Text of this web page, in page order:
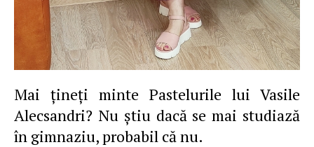
Mai ţineţi minte Pastelurile lui Vasile
Alecsandri? Nu ştiu dacă se mai studiază
în gimnaziu, probabil că nu.